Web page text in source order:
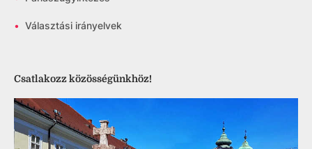
• Választási irányelvek
Csatlakozz közösségünkhöz!